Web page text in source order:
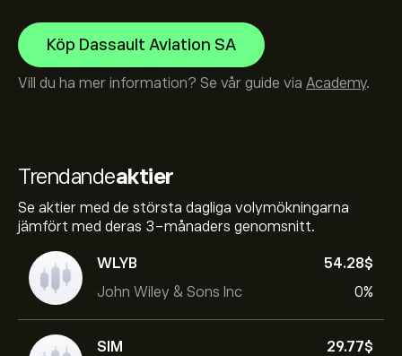
Trendandeaktier
Se aktier med de största dagliga volymökningarna
jämfört med deras 3-månaders genomsnitt.
WLYB
John Wiley & Sons Inc
54.28‎$‎
0%
SIM
29.77‎$‎
Köp Dassault Aviation SA
Vill du ha mer information? Se vår guide via Academy.